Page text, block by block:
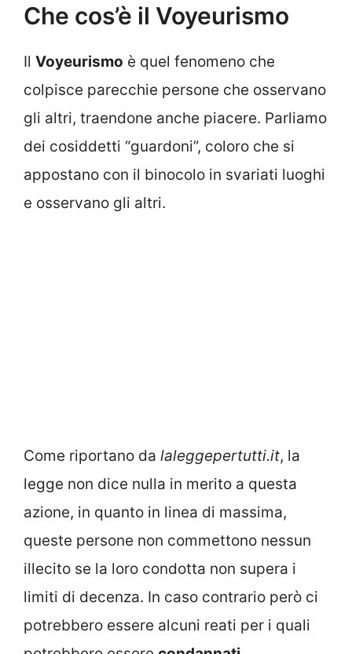
Che cos’è il Voyeurismo
Il Voyeurismo è quel fenomeno che
colpisce parecchie persone che osservano
gli altri, traendone anche piacere. Parliamo
dei cosiddetti “guardoni”, coloro che si
appostano con il binocolo in svariati luoghi
e osservano gli altri.
Come riportano da laleggepertutti.it, la
legge non dice nulla in merito a questa
azione, in quanto in linea di massima,
queste persone non commettono nessun
illecito se la loro condotta non supera i
limiti di decenza. In caso contrario però ci
potrebbero essere alcuni reati per i quali